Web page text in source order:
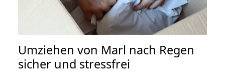
Umziehen von Marl nach Regen
sicher und stressfrei